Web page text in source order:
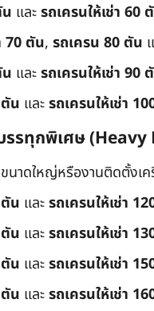
และรถเครนให้เช่า 60
70 ตัน, รถเครน 80 ตัน
และรถเครนให้เช่า 90
น และรถเครนให้เช่า
รรทุกพิเศษ
นาดใหญ่หรืองานติดตั้งเ
น และรถเครนให้เช่า
น และรถเครนให้เช่า
น และรถเครนให้เช่า
น และรถเครนให้เช่า